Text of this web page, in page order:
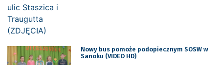
Nowy bus pomoże podopiecznym SOSW w
Sanoku (VIDEO HD)